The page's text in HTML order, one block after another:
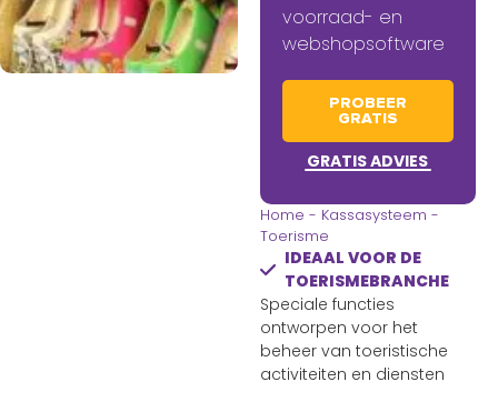
voorraad- en
webshopsoftware
PROBEER
GRATIS
GRATIS ADVIES
Home - Kassasysteem -
Toerisme
IDEAAL VOOR DE
TOERISMEBRANCHE
Speciale functies
ontworpen voor het
beheer van toeristische
activiteiten en diensten